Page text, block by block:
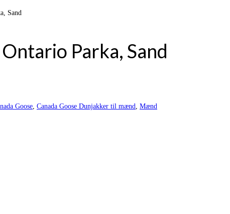
Sand
Parka, Sand
Goose Canada Goose Dunjakker til mænd Mænd